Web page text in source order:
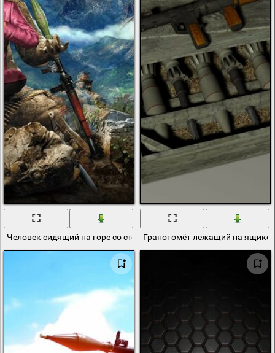
Человек сидящий на горе со стеклянным взглядом
Гранотомёт лежащий на ящике